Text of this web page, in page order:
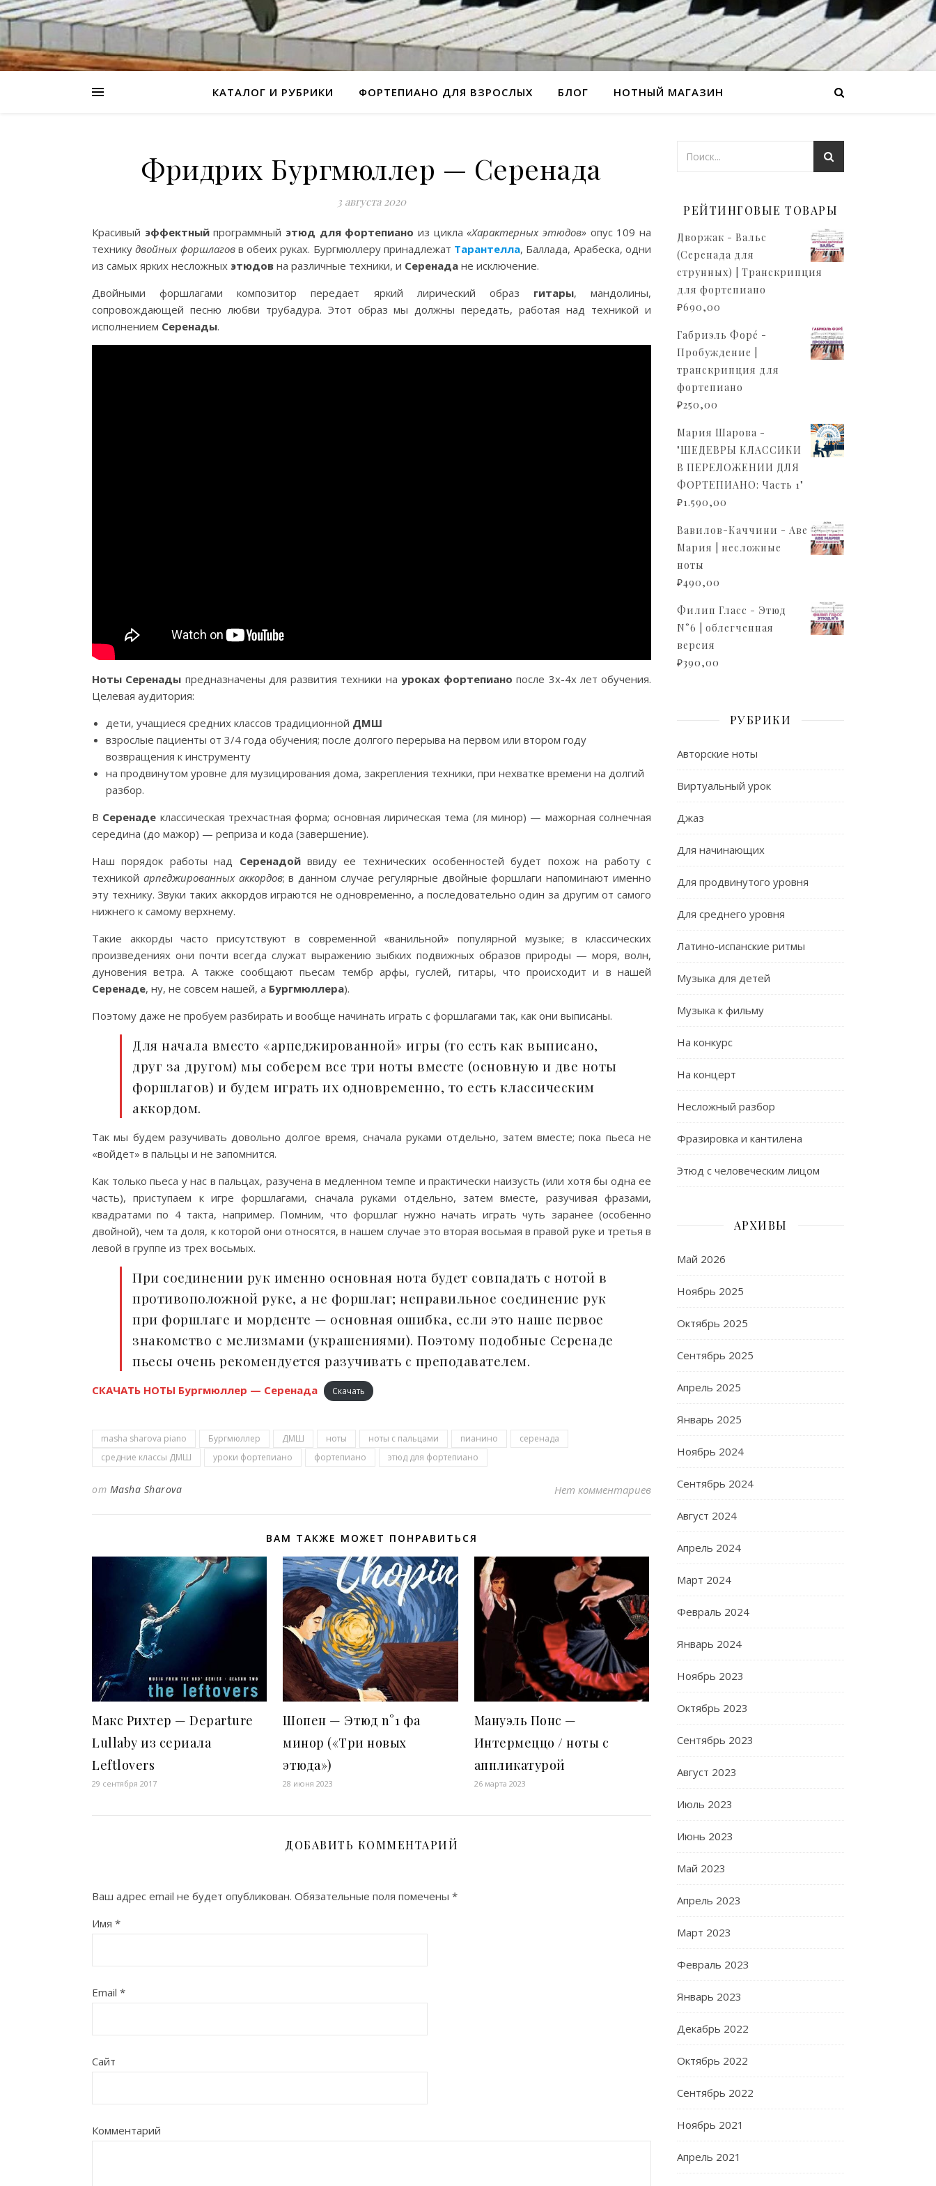
КАТАЛОГ И РУБРИКИ ФОРТЕПИАНО ДЛЯ ВЗРОСЛЫХ БЛОГ НОТНЫЙ МАГАЗИН
Фридрих Бургмюллер — Серенада
3 августа 2020
Красивый эффектныйпрограммный этюд для фортепиано из цикла«Характерных этюдов» опус 109 на
техникудвойных форшлаговв обеих руках. Бургмюллеру принадлежат Тарантелла, Баллада, Арабеска, одни
из самых ярких несложных этюдов на различные техники, и Серенада не исключение.
Двойными форшлагами композитор передает яркий лирический образ гитары, мандолины,
сопровождающей песню любви трубадура. Этот образ мы должны передать, работая над техникой и
исполнением Серенады.
Ноты Серенады предназначены для развития техники на уроках фортепиано после 3х-4х лет обучения.
Целевая аудитория:
дети, учащиеся средних классов традиционной ДМШ
взрослые пациенты от 3/4 года обучения; после долгого перерыва на первом или втором году
возвращения к инструменту
на продвинутом уровне для музицирования дома, закрепления техники, при нехватке времени на долгий
разбор.
В Серенаде классическая трехчастная форма; основная лирическая тема (ля минор) — мажорная солнечная
середина (до мажор) — реприза и кода (завершение).
Наш порядок работы над Серенадойввиду ее технических особенностей будет похож на работу с
техникой арпеджированных аккордов; в данном случае регулярные двойные форшлаги напоминают именно
эту технику. Звуки таких аккордов играются не одновременно, а последовательно один за другим от самого
нижнего к самому верхнему.
Такие аккорды часто присутствуют в современной «ванильной» популярной музыке; в классических
произведениях они почти всегда служат выражению зыбких подвижных образов природы — моря, волн,
дуновения ветра. А также сообщают пьесам тембр арфы, гуслей, гитары, что происходит и в нашей
Серенаде, ну, не совсем нашей, а Бургмюллера).
Поэтому даже не пробуем разбирать и вообще начинать играть с форшлагами так, как они выписаны.
Для начала вместо «арпеджированной» игры (то есть как выписано,
друг за другом) мы соберем все три ноты вместе (основную и две ноты
форшлагов) и будем играть их одновременно, то есть классическим
аккордом.
Так мы будем разучивать довольно долгое время, сначала руками отдельно, затем вместе; пока пьеса не
«войдет» в пальцы и не запомнится.
Как только пьеса у нас в пальцах, разучена в медленном темпе и практически наизусть (или хотя бы одна ее
часть), приступаем к игре форшлагами, сначала руками отдельно, затем вместе, разучивая фразами,
квадратами по 4 такта, например. Помним, что форшлаг нужно начать играть чуть заранее (особенно
двойной), чем та доля, к которой они относятся, в нашем случае это вторая восьмая в правой руке и третья в
левой в группе из трех восьмых.
При соединении рук именно основная нота будет совпадать с нотой в
противоположной руке, а не форшлаг; неправильное соединение рук
при форшлаге и морденте — основная ошибка, если это наше первое
знакомство с мелизмами (украшениями). Поэтому подобные Серенаде
пьесы очень рекомендуется разучивать с преподавателем.
СКАЧАТЬ НОТЫ Бургмюллер — Серенада Скачать
masha sharova piano Бургмюллер ДМШ ноты ноты с пальцами пианино
серенада
средние классы ДМШ
уроки фортепиано фортепиано этюд для фортепиано
от Masha Sharova Нет комментариев
ВАМ ТАКЖЕ МОЖЕТ ПОНРАВИТЬСЯ
Макс Рихтер — Departure
Lullaby из сериала
Leftlovers
29 сентября 2017
Шопен — Этюд n°1 фа
минор («Три новых
этюда»)
28 июня 2023
Мануэль Понс —
Интермеццо / ноты с
аппликатурой
26 марта 2023
ДОБАВИТЬ КОММЕНТАРИЙ
Ваш адрес email не будет опубликован. Обязательные поля помечены *
Имя *
Email *
Сайт
Комментарий
РЕЙТИНГОВЫЕ ТОВАРЫ
Дворжак - Вальс
(Серенада для
струнных) | Транскрипция
для фортепиано
₽690,00
Габриэль Форé -
Пробуждение |
транскрипция для
фортепиано
₽250,00
Мария Шарова -
"ШЕДЕВРЫ КЛАССИКИ
В ПЕРЕЛОЖЕНИИ ДЛЯ
ФОРТЕПИАНО: Часть 1"
₽1.590,00
Вавилов-Каччини - Аве
Мария | несложные
ноты
₽490,00
Филип Гласс - Этюд
N°6 | облегченная
версия
₽390,00
РУБРИКИ
Авторские ноты
Виртуальный урок
Джаз
Для начинающих
Для продвинутого уровня
Для среднего уровня
Латино-испанские ритмы
Музыка для детей
Музыка к фильму
На конкурс
На концерт
Несложный разбор
Фразировка и кантилена
Этюд с человеческим лицом
АРХИВЫ
Май 2026
Ноябрь 2025
Октябрь 2025
Сентябрь 2025
Апрель 2025
Январь 2025
Ноябрь 2024
Сентябрь 2024
Август 2024
Апрель 2024
Март 2024
Февраль 2024
Январь 2024
Ноябрь 2023
Октябрь 2023
Сентябрь 2023
Август 2023
Июль 2023
Июнь 2023
Май 2023
Апрель 2023
Март 2023
Февраль 2023
Январь 2023
Декабрь 2022
Октябрь 2022
Сентябрь 2022
Ноябрь 2021
Апрель 2021